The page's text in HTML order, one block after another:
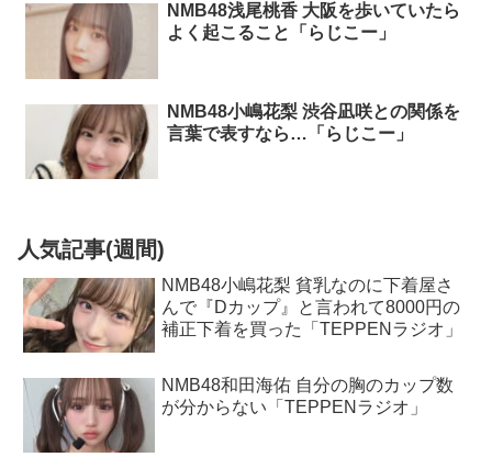
NMB48浅尾桃香 大阪を歩いていたら
よく起こること「らじこー」
NMB48小嶋花梨 渋谷凪咲との関係を
言葉で表すなら…「らじこー」
人気記事(週間)
NMB48小嶋花梨 貧乳なのに下着屋さ
んで『Dカップ』と言われて8000円の
補正下着を買った「TEPPENラジオ」
NMB48和田海佑 自分の胸のカップ数
が分からない「TEPPENラジオ」